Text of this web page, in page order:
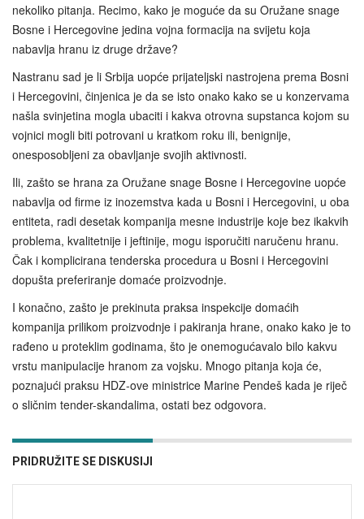
nekoliko pitanja. Recimo, kako je moguće da su Oružane snage
Bosne i Hercegovine jedina vojna formacija na svijetu koja
nabavlja hranu iz druge države?
Nastranu sad je li Srbija uopće prijateljski nastrojena prema Bosni
i Hercegovini, činjenica je da se isto onako kako se u konzervama
našla svinjetina mogla ubaciti i kakva otrovna supstanca kojom su
vojnici mogli biti potrovani u kratkom roku ili, benignije,
onesposobljeni za obavljanje svojih aktivnosti.
Ili, zašto se hrana za Oružane snage Bosne i Hercegovine uopće
nabavlja od firme iz inozemstva kada u Bosni i Hercegovini, u oba
entiteta, radi desetak kompanija mesne industrije koje bez ikakvih
problema, kvalitetnije i jeftinije, mogu isporučiti naručenu hranu.
Čak i komplicirana tenderska procedura u Bosni i Hercegovini
dopušta preferiranje domaće proizvodnje.
I konačno, zašto je prekinuta praksa inspekcije domaćih
kompanija prilikom proizvodnje i pakiranja hrane, onako kako je to
rađeno u proteklim godinama, što je onemogućavalo bilo kakvu
vrstu manipulacije hranom za vojsku. Mnogo pitanja koja će,
poznajući praksu HDZ-ove ministrice Marine Pendeš kada je riječ
o sličnim tender-skandalima, ostati bez odgovora.
PRIDRUŽITE SE DISKUSIJI